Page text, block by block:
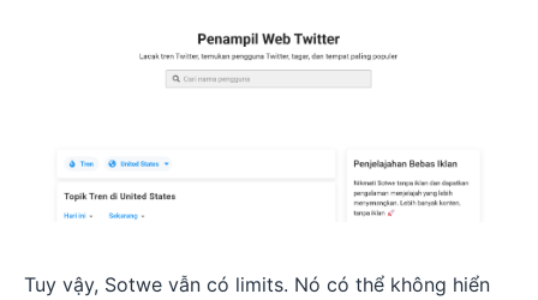
Tuy vậy, Sotwe vẫn có limits. Nó có thể không hiển